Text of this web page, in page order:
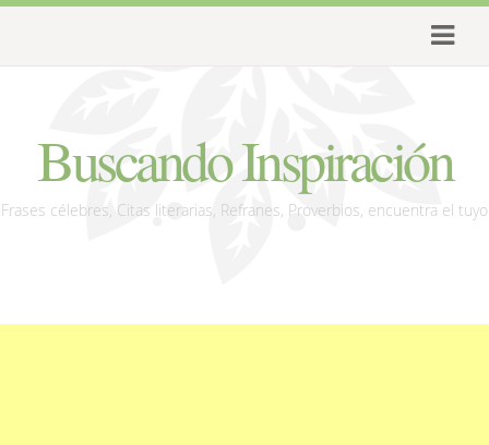
Buscando Inspiración
Frases célebres, Citas literarias, Refranes, Proverbios, encuentra el tuyo